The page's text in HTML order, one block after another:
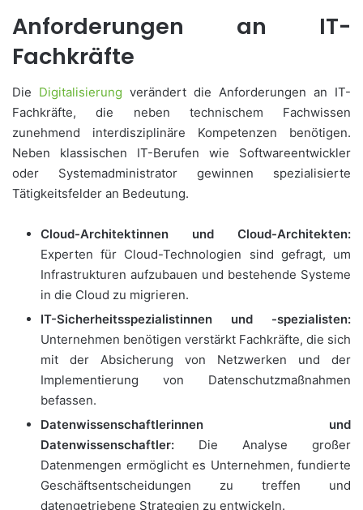
Anforderungen an IT-
Fachkräfte
Die Digitalisierung verändert die Anforderungen an IT-
Fachkräfte, die neben technischem Fachwissen
zunehmend interdisziplinäre Kompetenzen benötigen.
Neben klassischen IT-Berufen wie Softwareentwickler
oder Systemadministrator gewinnen spezialisierte
Tätigkeitsfelder an Bedeutung.
Cloud-Architektinnen und Cloud-Architekten:
Experten für Cloud-Technologien sind gefragt, um
Infrastrukturen aufzubauen und bestehende Systeme
in die Cloud zu migrieren.
IT-Sicherheitsspezialistinnen und -spezialisten:
Unternehmen benötigen verstärkt Fachkräfte, die sich
mit der Absicherung von Netzwerken und der
Implementierung von Datenschutzmaßnahmen
befassen.
Datenwissenschaftlerinnen und
Datenwissenschaftler: Die Analyse großer
Datenmengen ermöglicht es Unternehmen, fundierte
Geschäftsentscheidungen zu treffen und
datengetriebene Strategien zu entwickeln.